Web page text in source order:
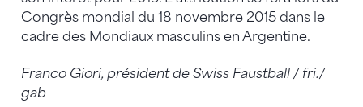
Congrès mondial du 18 novembre 2015 dans le
cadre des Mondiaux masculins en Argentine.
Franco Giori, président de Swiss Faustball / fri./
gab